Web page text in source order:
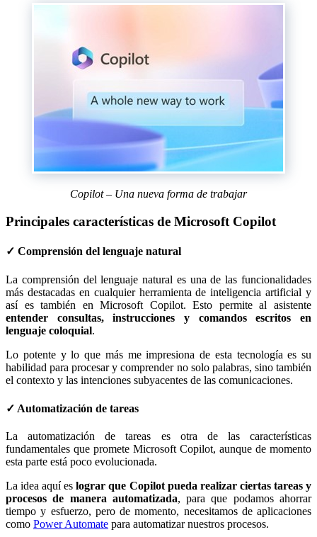
Copilot – Una nueva forma de trabajar
Principales características de Microsoft Copilot
✓ Comprensión del lenguaje natural
La comprensión del lenguaje natural es una de las funcionalidades
más destacadas en cualquier herramienta de inteligencia artificial y
así es también en Microsoft Copilot. Esto permite al asistente
entender consultas, instrucciones y comandos escritos en
lenguaje coloquial.
Lo potente y lo que más me impresiona de esta tecnología es su
habilidad para procesar y comprender no solo palabras, sino también
el contexto y las intenciones subyacentes de las comunicaciones.
✓ Automatización de tareas
La automatización de tareas es otra de las características
fundamentales que promete Microsoft Copilot, aunque de momento
esta parte está poco evolucionada.
La idea aquí eslograr que Copilot pueda realizar ciertas tareas y
procesos de manera automatizada, para que podamos ahorrar
tiempo y esfuerzo, pero de momento, necesitamos de aplicaciones
como Power Automate para automatizar nuestros procesos.